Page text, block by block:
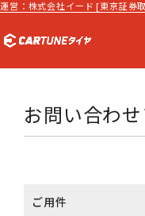
運営：株式会社イード [東京証券
お問い合わ
ご用件